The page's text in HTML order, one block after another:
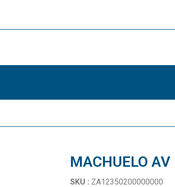
MACHUELO AV
SKU : ZA12350200000000